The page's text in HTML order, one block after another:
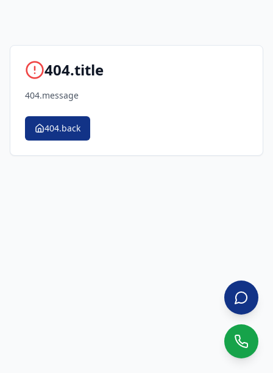
404.title
404.message
404.back